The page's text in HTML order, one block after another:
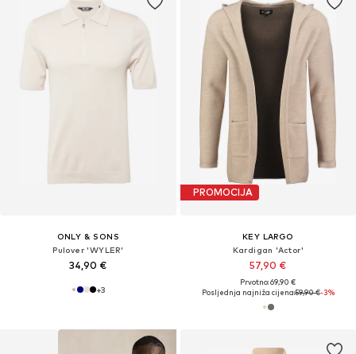
ONLY & SONS
Pulover 'WYLER'
34,90 €
+3
PROMOCIJA
KEY LARGO
Kardigan 'Actor'
57,90 €
Prvotno: 69,90 €
Posljednja najniža cijena:59,90 €-3%